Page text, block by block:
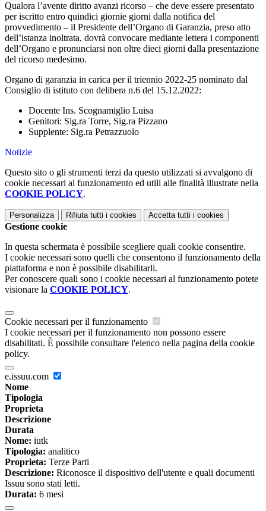
Qualora l’avente diritto avanzi ricorso – che deve essere presentato
per iscritto entro quindici giornie giorni dalla notifica del
provvedimento – il Presidente dell’Organo di Garanzia, preso atto
dell’istanza inoltrata, dovrà convocare mediante lettera i componenti
dell’Organo e pronunciarsi non oltre dieci giorni dalla presentazione
del ricorso medesimo.
Organo di garanzia in carica per il triennio 2022-25 nominato dal
Consiglio di istituto con delibera n.6 del 15.12.2022:
Docente Ins. Scognamiglio Luisa
Genitori: Sig.ra Torre, Sig.ra Pizzano
Supplente: Sig.ra Petrazzuolo
Notizie
Questo sito o gli strumenti terzi da questo utilizzati si avvalgono di
cookie necessari al funzionamento ed utili alle finalità illustrate nella
COOKIE POLICY.
Personalizza Rifiuta tutti i cookies Accetta tutti i cookies
Gestione cookie
In questa schermata è possibile scegliere quali cookie consentire.
I cookie necessari sono quelli che consentono il funzionamento della
piattaforma e non è possibile disabilitarli.
Per conoscere quali sono i cookie necessari al funzionamento potete
visionare la COOKIE POLICY.
Cookie necessari per il funzionamento
I cookie necessari per il funzionamento non possono essere
disabilitati. È possibile consultare l'elenco nella pagina della cookie
policy.
e.issuu.com
Nome
Tipologia
Proprieta
Descrizione
Durata
Nome: iutk
Tipologia: analitico
Proprieta: Terze Parti
Descrizione: Riconosce il dispositivo dell'utente e quali documenti
Issuu sono stati letti.
Durata: 6 mesi